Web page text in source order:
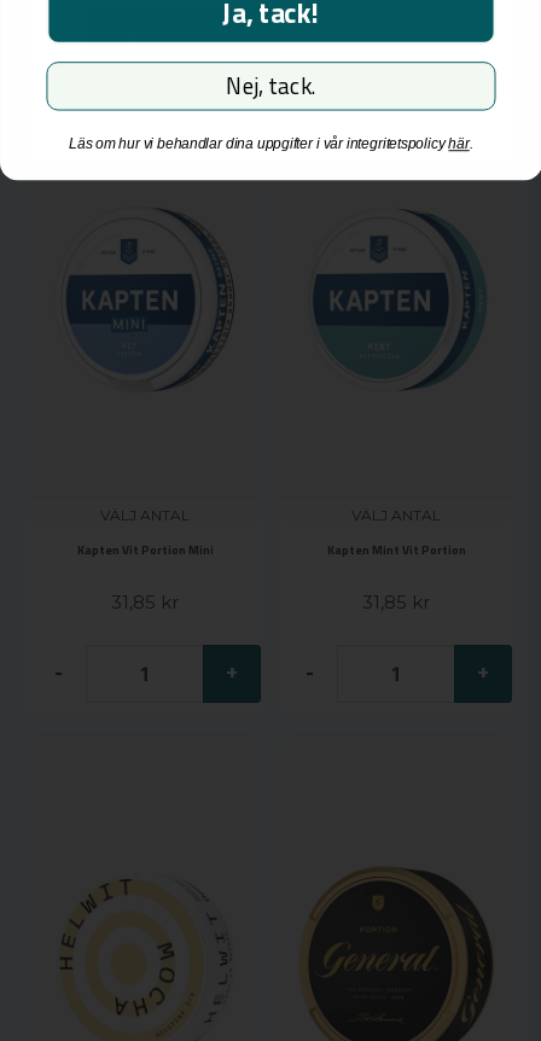
+ -
VÄLJ ANTAL
Kapten Vit Portion Mini
31,85 kr
- +
VÄLJ ANTAL
Kapten Mint Vit Portion
31,85 kr
- +
Jag är över 18 år
Jag är inte över 18 år
Ja, tack!
Nej, tack.
Läs om hur vi behandlar dina uppgifter i vår integritetspolicyhär.